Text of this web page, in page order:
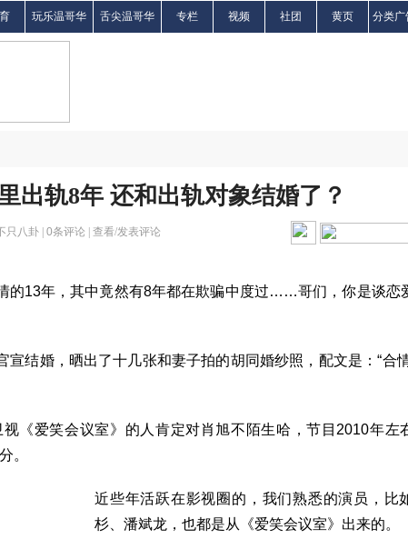
玩乐温哥华 舌尖温哥华 专栏 视频 社团 黄页 分类广
出轨8年 还和出轨对象结婚了？
只八卦 | 0条评论 | 查看/发表评论
的13年，其中竟然有8年都在欺骗中度过……哥们，你是谈恋
宣结婚，晒出了十几张和妻子拍的胡同婚纱照，配文是：“合
《爱笑会议室》的人肯定对肖旭不陌生哈，节目2010年左
。
近些年活跃在影视圈的，我们熟悉的演员，比
杉、潘斌龙，也都是从《爱笑会议室》出来的。